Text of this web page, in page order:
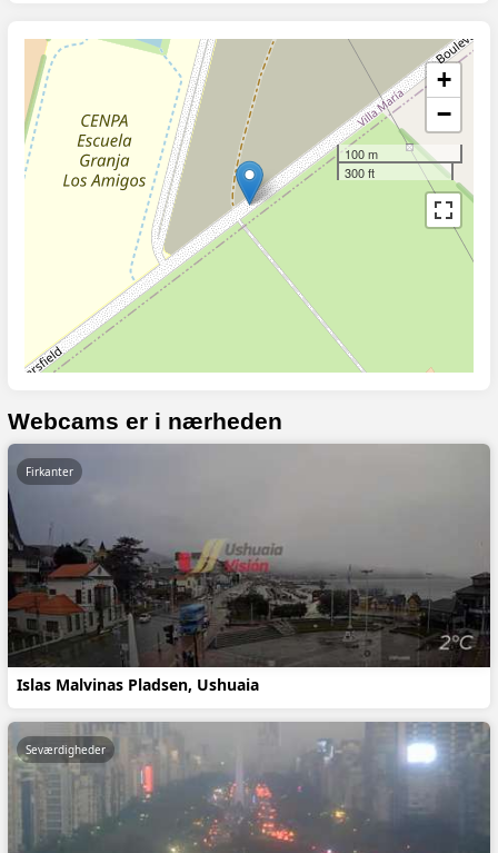
+
−
100 m
300 ft
Webcams er i nærheden
Islas Malvinas Pladsen, Ushuaia
Firkanter
Seværdigheder